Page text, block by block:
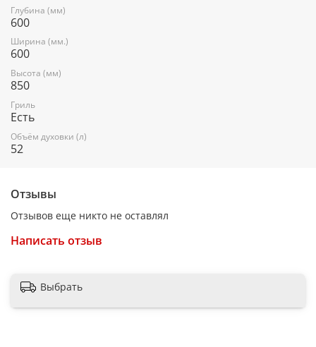
Тип: электрическая
Полезный объем: 52 л
Мощность нижнего ТЭН духовки: 1,2 кВт
Мощность электрогриля: 1,2 кВт
Мощность ТЭН вентилятора: 2,0 кВт
Электрогриль
Турбо-гриль
Вертел с электроприводом
Терморегулятор
Проволочные направляющие духовки
Глубина (мм)
600
Ширина (мм.)
600
Высота (мм)
850
Гриль
Есть
Объём духовки (л)
52
Отзывы
Отзывов еще никто не оставлял
Написать отзыв
Выбрать